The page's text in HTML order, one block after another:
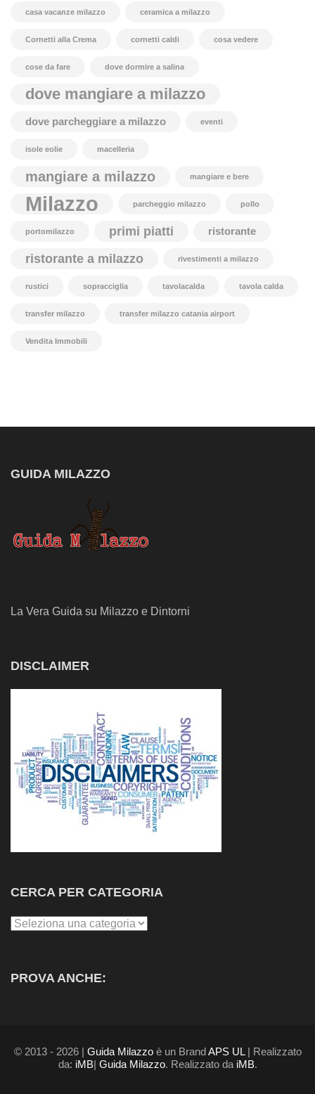
casa vacanze milazzo ceramica a milazzo
Cornetti alla Crema cornetti caldi cosa vedere
cose da fare dove dormire a salina
dove mangiare a milazzo
dove parcheggiare a milazzo eventi
isole eolie macelleria
mangiare a milazzo mangiare e bere
Milazzo parcheggio milazzo pollo
portomilazzo primi piatti ristorante
ristorante a milazzo rivestimenti a milazzo
rustici sopracciglia tavolacalda tavola calda
transfer milazzo transfer milazzo catania airport
Vendita Immobili
GUIDA MILAZZO
La Vera Guida su Milazzo e Dintorni
DISCLAIMER
CERCA PER CATEGORIA
Cerca
PROVA ANCHE:
© 2013 - 2026 | Guida Milazzo è un BrandAPS UL| Realizzato
da: iMB| Guida Milazzo. Realizzato da iMB.